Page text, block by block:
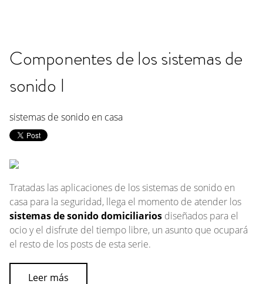
Componentes de los sistemas de
sonido I
sistemas de sonido en casa
Tratadas las aplicaciones de los sistemas de sonido en
casa para la seguridad, llega el momento de atender los
sistemas de sonido domiciliarios diseñados para el
ocio y el disfrute del tiempo libre, un asunto que ocupará
el resto de los posts de esta serie.
Leer más